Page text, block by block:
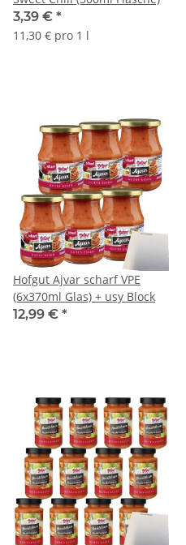
3,39 € *
11,30 € pro 1 l
Hofgut Ajvar scharf VPE
(6x370ml Glas) + usy Block
12,99 € *